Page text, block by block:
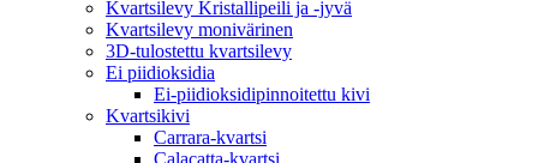
Kvartsilevy Kristallipeili ja -jyvä
Kvartsilevy monivärinen
3D-tulostettu kvartsilevy
Ei piidioksidia
Ei-piidioksidipinnoitettu kivi
Kvartsikivi
Carrara-kvartsi
Calacatta-kvartsi